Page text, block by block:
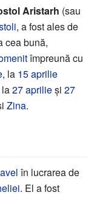
Aristarh (sau
, a fost ales de
cea bună,
împreună cu
, la 15 aprilie
27 aprilieși 27
Zina.
în lucrarea de
. El a fost